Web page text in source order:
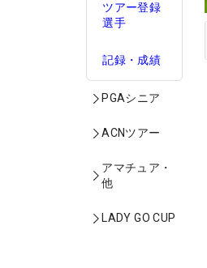
ツアー登録
選手
記録・成績
PGAシニア
ACNツアー
アマチュア・
他
LADY GO CUP